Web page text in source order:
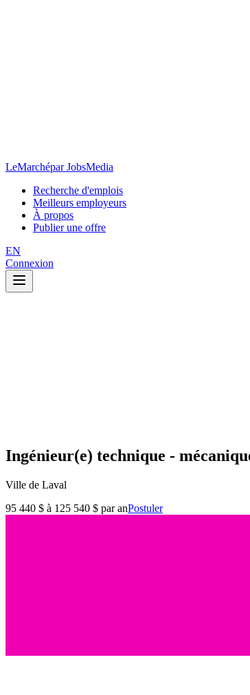
LeMarchépar JobsMedia
Recherche d'emplois
Meilleurs employeurs
À propos
Publier une offre
EN
Connexion
Ingénieur(e) technique -
Ville de Laval
95 440 $ à 125 540 $ par anPostuler